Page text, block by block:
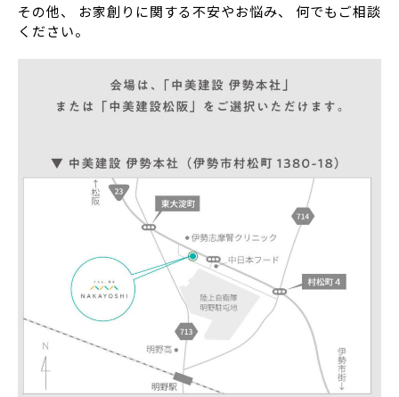
その他、 お家創りに関する不安やお悩み、 何でもご相談
ください。